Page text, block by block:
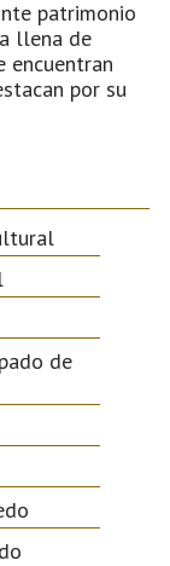
patrimonio
llena de
encuentran
por su
de